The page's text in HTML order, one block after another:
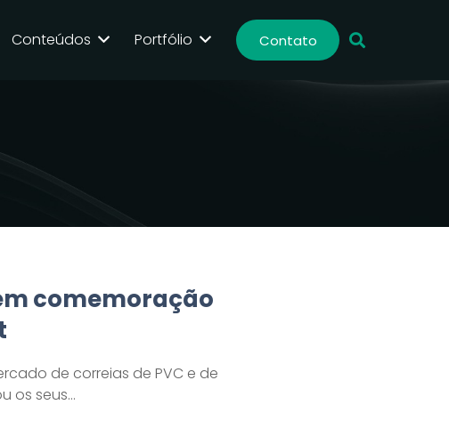
Conteúdos Portfólio Contato
comemoração
de correias de PVC e de
os seus…